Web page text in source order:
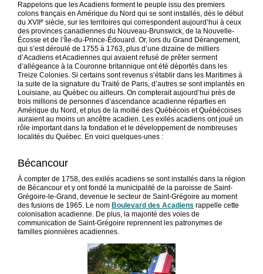
Rappelons que les Acadiens forment le peuple issu des premiers
colons français en Amérique du Nord qui se sont installés, dès le début
du XVII e siècle, sur les territoires qui correspondent aujourd’hui à ceux
des provinces canadiennes du Nouveau-Brunswick, de la Nouvelle-
Écosse et de l’Île-du-Prince-Édouard. Or, lors du Grand Dérangement,
qui s’est déroulé de 1755 à 1763, plus d’une dizaine de milliers
d’Acadiens et Acadiennes qui avaient refusé de prêter serment
d’allégeance à la Couronne britannique ont été déportés dans les
Treize Colonies. Si certains sont revenus s’établir dans les Maritimes à
la suite de la signature du Traité de Paris, d’autres se sont implantés en
Louisiane, au Québec ou ailleurs. On compterait aujourd’hui près de
trois millions de personnes d’ascendance acadienne réparties en
Amérique du Nord, et plus de la moitié des Québécois et Québécoises
auraient au moins un ancêtre acadien. Les exilés acadiens ont joué un
rôle important dans la fondation et le développement de nombreuses
localités du Québec. En voici quelques-unes :
Bécancour
À compter de 1758, des exilés acadiens se sont installés dans la région
de Bécancour et y ont fondé la municipalité de la paroisse de Saint-
Grégoire-le-Grand, devenue le secteur de Saint-Grégoire au moment
des fusions de 1965. Le nom Boulevard des Acadiens rappelle cette
colonisation acadienne. De plus, la majorité des voies de
communication de Saint-Grégoire reprennent les patronymes de
familles pionnières acadiennes.